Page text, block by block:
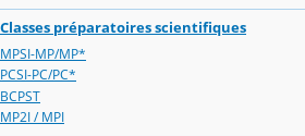
Classes préparatoires scientifiques
MPSI-MP/MP*
PCSI-PC/PC*
BCPST
MP2I / MPI